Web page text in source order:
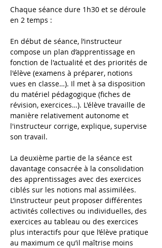
Chaque séance dure 1h30 et se déroule
en 2 temps :
En début de séance, l’instructeur
compose un plan d’apprentissage en
fonction de l'actualité et des priorités de
l'élève (examens à préparer, notions
vues en classe…). Il met à sa disposition
du matériel pédagogique (fiches de
révision, exercices…). L'élève travaille de
manière relativement autonome et
l'instructeur corrige, explique, supervise
son travail.
La deuxième partie de la séance est
davantage consacrée à la consolidation
des apprentissages avec des exercices
ciblés sur les notions mal assimilées.
L’instructeur peut proposer différentes
activités collectives ou individuelles, des
exercices au tableau ou des exercices
plus interactifs pour que l’élève pratique
au maximum ce qu’il maîtrise moins